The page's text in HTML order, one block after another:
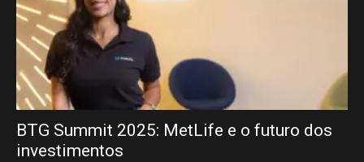
BTG Summit 2025: MetLife e o futuro dos
investimentos